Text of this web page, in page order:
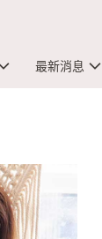
最新消息